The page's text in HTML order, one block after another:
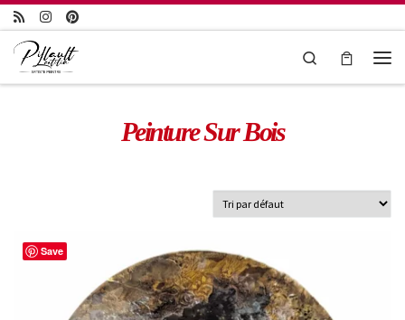
Passer au contenu
Search
Peinture Sur Bois
Save